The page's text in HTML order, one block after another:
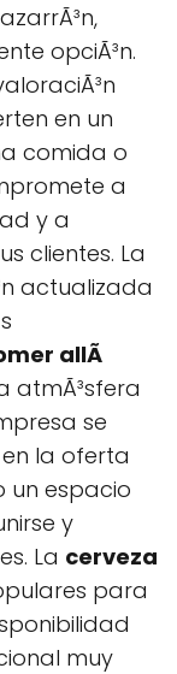
opciÃ³n.
en un
comida o
a
y a
clientes. La
actualizada
allÃ­
atmÃ³sfera
se
la oferta
un espacio
y
La cerveza
para
muy